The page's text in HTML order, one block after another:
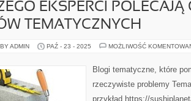
EKSPERCI POLECAJĄ
TEMATYCZNYCH
ADMIN PAŹ - 23 - 2025 MOŻLIWOŚĆ
Blogi tematyczne, które
rzeczywiste problemy
przykład https://